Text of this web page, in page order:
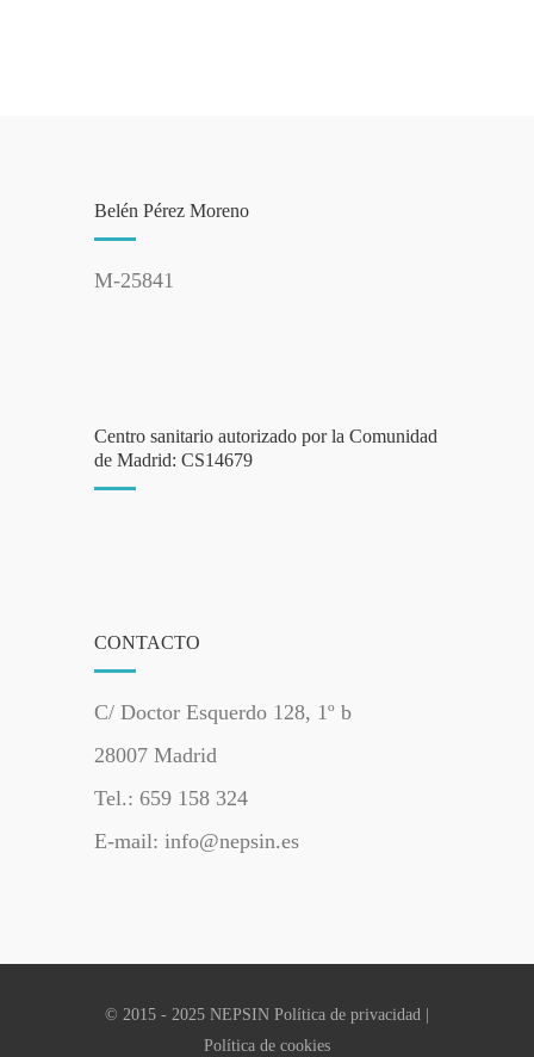
Belén Pérez Moreno
M-25841
Centro sanitario autorizado por la Comunidad
de Madrid: CS14679
CONTACTO
C/ Doctor Esquerdo 128, 1º b
28007 Madrid
Tel.: 659 158 324
E-mail: info@nepsin.es
© 2015 - 2025 NEPSIN Política de privacidad
Política de cookies